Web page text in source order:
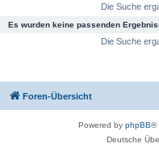
Die Suche
Es wurden keine passenden
Die Suche
Foren-Übersicht
Powered by phpBB®
Deutsche